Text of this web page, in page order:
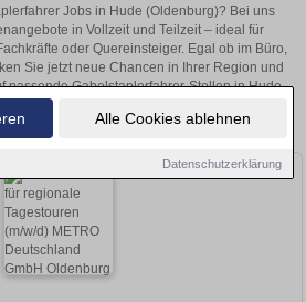
Alle Cookies ablehnen
Datenschutzerklärung
Jobs in Hude (Oldenburg)? Bei uns
in Vollzeit und Teilzeit – ideal für
oder Quereinsteiger. Egal ob im Büro,
Sie jetzt neue Chancen in Ihrer Region und
passende Gabelstaplerfahrer-Stellen in Hude
(Oldenburg)!